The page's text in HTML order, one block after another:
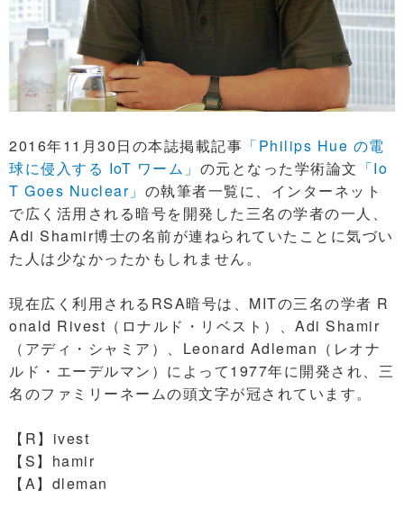
2016年11月30日の本誌掲載記事 「Philips Hue の電
球に侵入する IoT ワーム」 の元となった学術論文 「Io
T Goes Nuclear」 の執筆者一覧に、インターネット
で広く活用される暗号を開発した三名の学者の一人、
Adi Shamir博士の名前が連ねられていたことに気づい
た人は少なかったかもしれません。
現在広く利用されるRSA暗号は、MITの三名の学者 R
onald Rivest（ロナルド・リベスト）、Adi Shamir
（アディ・シャミア）、Leonard Adleman（レオナ
ルド・エーデルマン）によって1977年に開発され、三
名のファミリーネームの頭文字が冠されています。
【R】ivest
【S】hamir
【A】dleman